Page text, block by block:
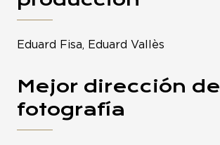
Eduard Fisa, Eduard Vallès
Mejor dirección de
fotografía